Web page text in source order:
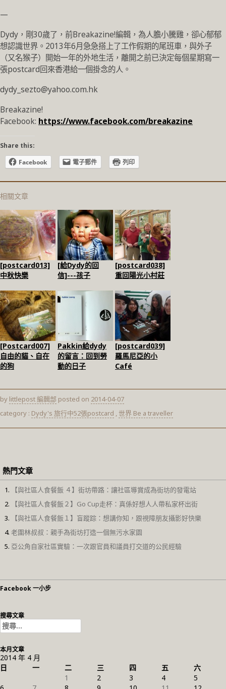
—
Dydy，剛30歲了，前Breakazine!編輯，為人膽小騰雞，卻心郁郁
想認識世界。2013年6月急急搭上了工作假期的尾班車，與外子
（又名猴子）開始一年的外地生活，離開之前已決定每個星期寫一
張postcard回來香港給一個掛念的人。
dydy_sezto@yahoo.com.hk
Breakazine!
Facebook: https://www.facebook.com/breakazine
Share this:
Facebook
電子郵件 列印
相關文章
[postcard013]
中秋快樂
[給Dydy的回
信]---孩子
[postcard038]
重回陽光小村莊
[Postcard007]
自由的貓、自在
的狗
Pakkin給dydy
的留言：回到勞
動的日子
[postcard039]
羅馬尼亞的小
Café
by littlepost 編輯部 posted on 2014-04-07
category : Dydy's 旅行中52張postcard ,世界 Be a traveller
熱門文章
【與社區人食餐飯 ４】街坊帶路：讓社區導賞成為街坊的發電站
【與社區人食餐飯２】Go Cup走杯：真係好想人人帶私家杯出街
【與社區人食餐飯１】盲蹤踪：想講你知，跟視障朋友攝影好快樂
老圍林叔叔：親手為街坊打造一個無污水家園
亞公角自家社區實驗：一次跟官員和議員打交道的公民經驗
Facebook 一小步
搜尋文章
搜
尋
關
鍵
字:
本月文章
2014 年 4 月
日
一 二 三 四 五
六
1
2 3 4
5